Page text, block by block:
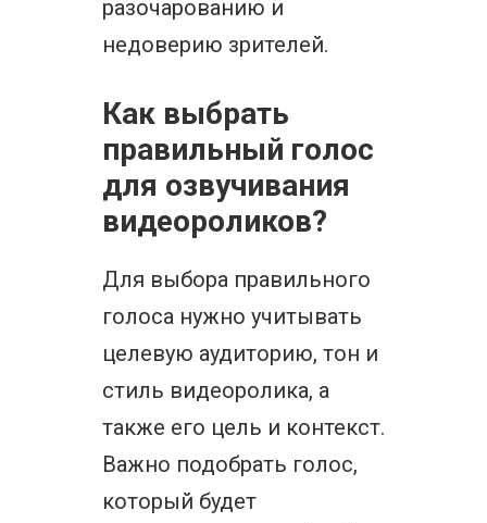
разочарованию и
недоверию зрителей.
Как выбрать
правильный голос
для озвучивания
видеороликов?
Для выбора правильного
голоса нужно учитывать
целевую аудиторию, тон и
стиль видеоролика, а
также его цель и контекст.
Важно подобрать голос,
который будет